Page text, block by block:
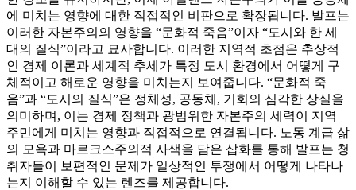
에 미치는 영향에 대한 직접적인 비판으로 확장됩니다. 발프는
이러한 자본주의의 영향을 “문화적 죽음”이자 “도시와 한 세
대의 질식”이라고 묘사합니다. 이러한 지역적 초점은 추상적
인 경제 이론과 세계적 추세가 특정 도시 환경에서 어떻게 구
체적이고 해로운 영향을 미치는지 보여줍니다. “문화적 죽
음”과 “도시의 질식”은 정체성, 공동체, 기회의 심각한 상실을
의미하며, 이는 경제 정책과 광범위한 자본주의 세력이 지역
주민에게 미치는 영향과 직접적으로 연결됩니다. 노동 계급 삶
의 모욕과 마르크스주의적 사색을 담은 삽화를 통해 발프는 청
취자들이 보편적인 문제가 일상적인 투쟁에서 어떻게 나타나
는지 이해할 수 있는 렌즈를 제공합니다.